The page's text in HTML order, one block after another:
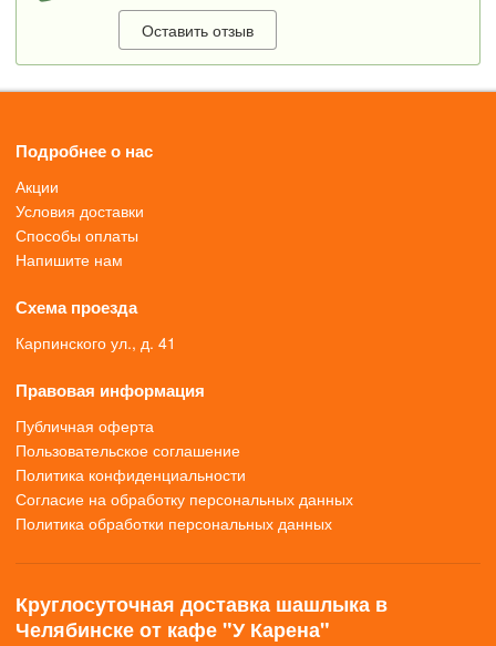
Оставить отзыв
Подробнее о нас
Акции
Условия доставки
Способы оплаты
Напишите нам
Схема проезда
Карпинского ул., д. 41
Правовая информация
Публичная оферта
Пользовательское соглашение
Политика конфиденциальности
Согласие на обработку персональных данных
Политика обработки персональных данных
Круглосуточная доставка шашлыка в
Челябинске от кафе "У Карена"